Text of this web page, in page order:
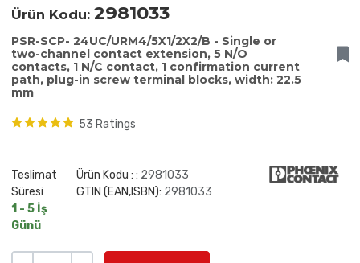
Ürün Kodu: 2981033
PSR-SCP- 24UC/URM4/5X1/2X2/B - Single or
two-channel contact extension, 5 N/O
contacts, 1 N/C contact, 1 confirmation current
path, plug-in screw terminal blocks, width: 22.5
mm
53 Ratings
Teslimat
Süresi
1 - 5 İş
Günü
Ürün Kodu : : 2981033
GTIN (EAN,ISBN): 2981033